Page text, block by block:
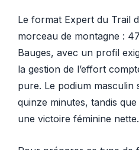
Le format Expert du Trail
morceau de montagne :
Bauges, avec un profil
la gestion de l’effort
pure. Le podium masculin
quinze minutes, tandis
une victoire féminine nette.